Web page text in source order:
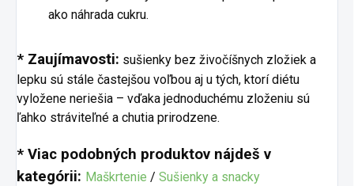
ako náhrada cukru.
* Zaujímavosti: sušienky bez živočíšnych zložiek a
lepku sú stále častejšou voľbou aj u tých, ktorí diétu
vyložene neriešia – vďaka jednoduchému zloženiu sú
ľahko stráviteľné a chutia prirodzene.
* Viac podobných produktov nájdeš v
kategórii: Maškrtenie / Sušienky a snacky